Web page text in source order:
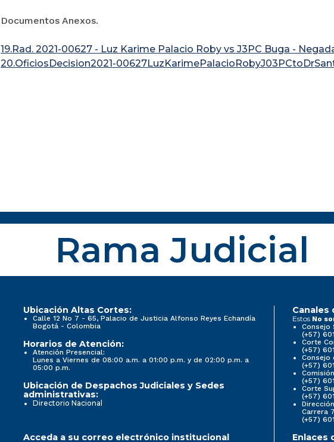
Documentos Anexos.
19.Rad. 2021-00627 - Luz Karime Palacio Roby vs J3PC Buga -
20.OficiosDecision2021-
Rama Judicial
Ubicación Altas Cortes:
Calle 12 No 7 - 65, Palacio de Justicia Alfonso Reyes Echandía
Bogotá - Colombia
Horarios de Atención:
Atención Presencial:
Lunes a Viernes de 08:00 a.m. a 01:00 p.m. y de 02:00 p.m. a
05:00 p.m.
Ubicación de Despachos Judiciales y Sedes
administrativas:
Directorio Nacional
Canales
Estos No
Consejo
(+57)
Corte
(+57)
Consejo
(+57)
(+57)
Corte
(+57)
Carrera
(+57)
Acceda a su correo electrónico institucional Enlaces